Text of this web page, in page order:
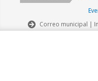
Correo municipal |